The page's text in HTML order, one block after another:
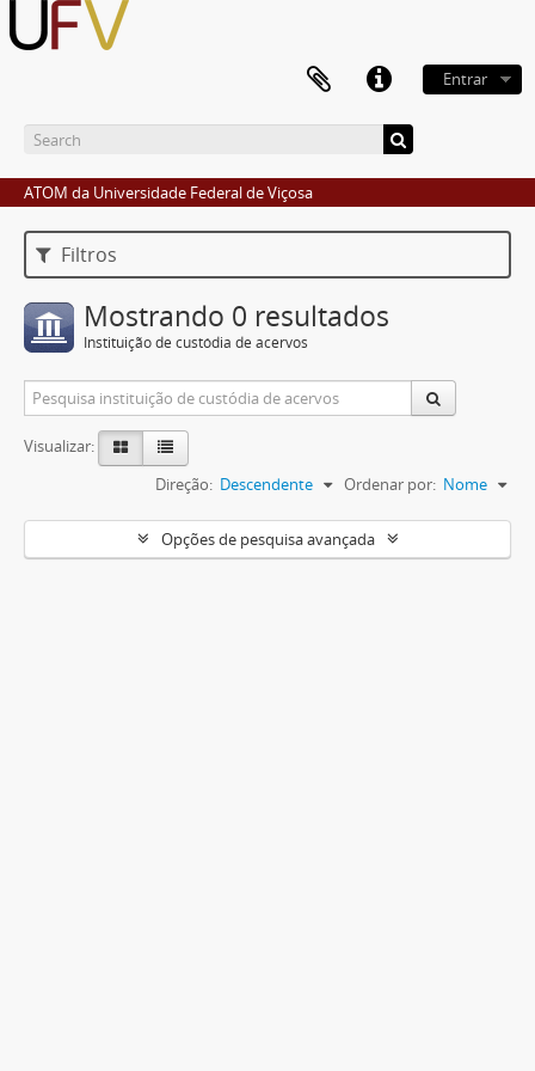
Entrar
ATOM da Universidade Federal de Viçosa
Filtros
Mostrando 0 resultados
Instituição de custódia de acervos
Visualizar:
Ordenar por: Nome
Direção: Descendente
Opções de pesquisa avançada